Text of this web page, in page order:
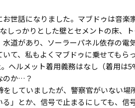
世話になりました。マブドゥは音楽
しっかりとした壁とセメントの床、
道があり、ソーラーパネル依存の電
て、私もよくマブドゥに乗せてもら
ヘルメット着用義務はなし（着用
のか…？
していましたが、警察官がいない場
る」とか、信号で止まるにしても、